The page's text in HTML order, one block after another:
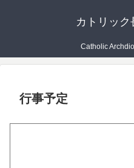
カトリック
Catholic
行事予定